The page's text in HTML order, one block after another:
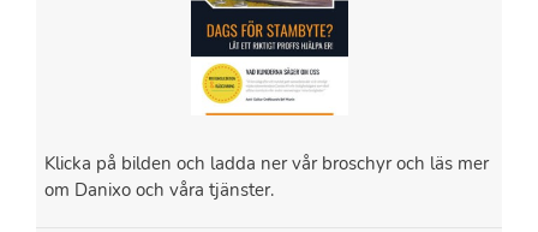
Klicka på bilden och ladda ner vår broschyr och läs mer
om Danixo och våra tjänster.